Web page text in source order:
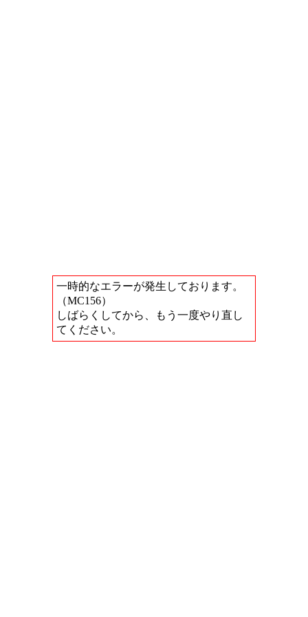
一時的なエラーが発生しております。
（MC156）
しばらくしてから、もう一度やり直し
てください。